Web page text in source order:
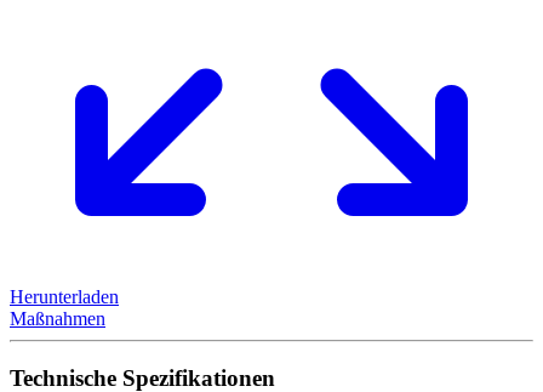
Herunterladen
Maßnahmen
Technische Spezifikationen